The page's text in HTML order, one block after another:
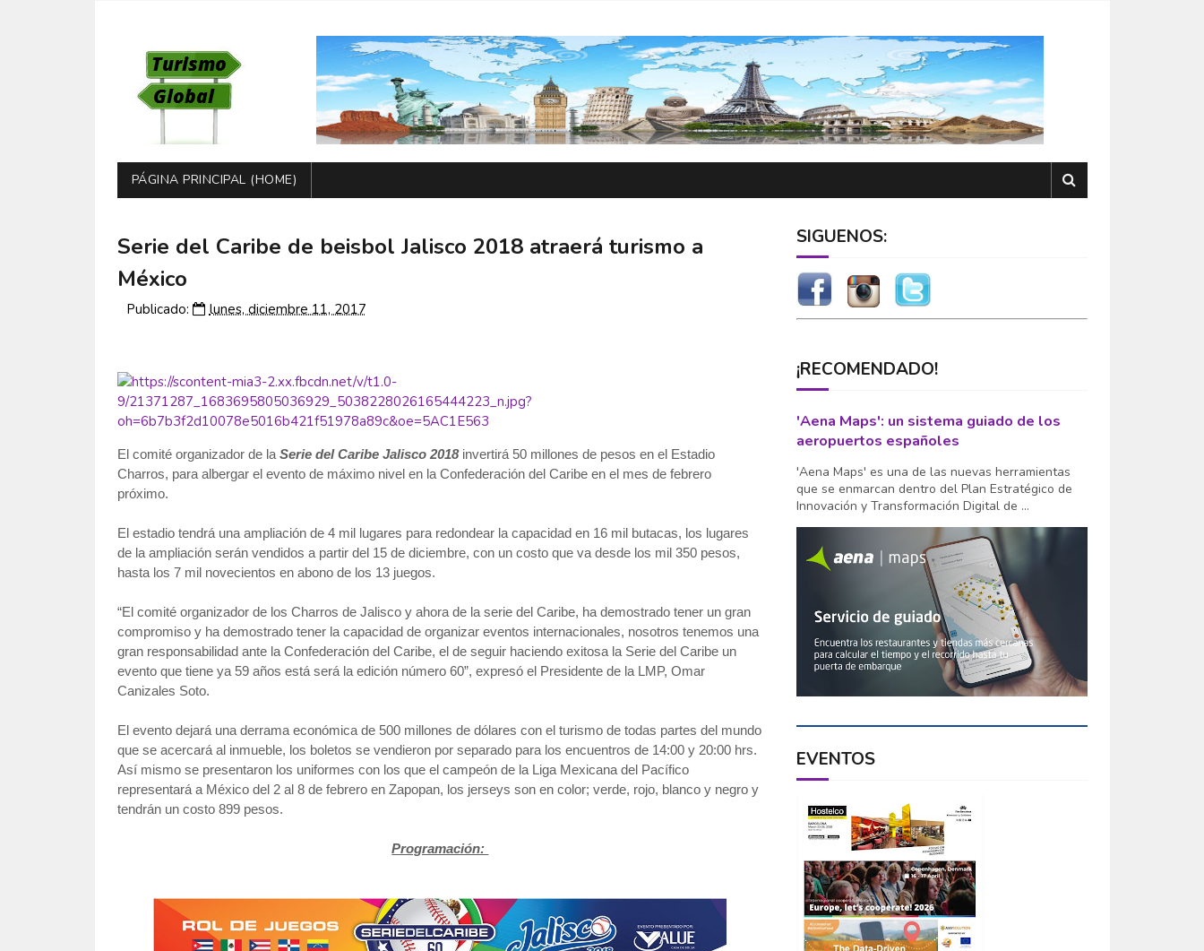
PÁGINA PRINCIPAL (HOME)
Serie del Caribe de beisbol Jalisco 2018 atraerá turismo a
México
Publicado: lunes, diciembre 11, 2017
El comité organizador de la Serie del Caribe Jalisco 2018 invertirá 50 millones de pesos en el Estadio
Charros, para albergar el evento de máximo nivel en la Confederación del Caribe en el mes de febrero
próximo.
El estadio tendrá una ampliación de 4 mil lugares para redondear la capacidad en 16 mil butacas, los lugares
de la ampliación serán vendidos a partir del 15 de diciembre, con un costo que va desde los mil 350 pesos,
hasta los 7 mil novecientos en abono de los 13 juegos.
“El comité organizador de los Charros de Jalisco y ahora de la serie del Caribe, ha demostrado tener un gran
compromiso y ha demostrado tener la capacidad de organizar eventos internacionales, nosotros tenemos una
gran responsabilidad ante la Confederación del Caribe, el de seguir haciendo exitosa la Serie del Caribe un
evento que tiene ya 59 años está será la edición número 60”, expresó el Presidente de la LMP, Omar
Canizales Soto.
El evento dejará una derrama económica de 500 millones de dólares con el turismo de todas partes del mundo
que se acercará al inmueble, los boletos se vendieron por separado para los encuentros de 14:00 y 20:00 hrs.
Así mismo se presentaron los uniformes con los que el campeón de la Liga Mexicana del Pacífico
representará a México del 2 al 8 de febrero en Zapopan, los jerseys son en color; verde, rojo, blanco y negro y
tendrán un costo 899 pesos.
Programación:
SÍGUENOS:
¡RECOMENDADO!
'Aena Maps': un sistema guiado de los
aeropuertos españoles
'Aena Maps' es una de las nuevas herramientas
que se enmarcan dentro del Plan Estratégico de
Innovación y Transformación Digital de ...
EVENTOS